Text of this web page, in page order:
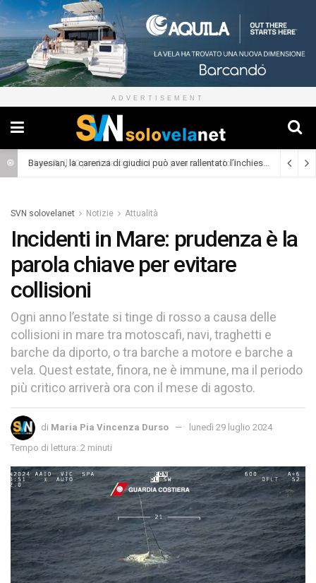
ADVERTISEMENT
Skaw A, il 40 piedi da crociera con prua scow e foil (Cronaca)
SVN solovelanet Notizie Attualità
Incidenti in Mare: prudenza è la
parola chiave per evitare
collisioni
Ogni anno l’estate si tinge di rosso a causa delle
collisioni in mare tra motoscafi, navi, traghetti e
barche da diporto, o tra barche a motore e barche a
vela. Quest estate, finora, ne è immune, ma il periodo
più critico arriverà ora con il mese di agosto.
di Maria Pia Vincenza Durso
lunedì 29 luglio 2024
Tempo di lettura: 2 minuti